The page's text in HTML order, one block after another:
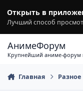
Открыть в
Лучший способ
АнимеФорум
Крупнейший аниме-форум
Главная Разное